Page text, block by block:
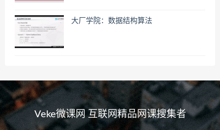
大厂学院：数据结构算法
Veke微课网 互联网精品网课搜集者